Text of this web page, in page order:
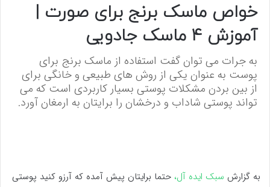
خواص ماسک برنج برای صورت |
آموزش ۴ ماسک جادویی
به جرات می توان گفت استفاده از ماسک برنج برای
پوست به عنوان یکی از روش های طبیعی و خانگی برای
از بین بردن مشکلات پوستی بسیار کاربردی است که می
تواند پوستی شاداب و درخشان را برایتان به ارمغان آورد.
به گزارش سبک ایده آل، حتما برایتان پیش آمده که آرزو کنید پوستی